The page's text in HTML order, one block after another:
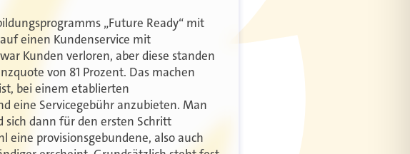
„Future Ready“ mit
einen Kundenservice mit
Kunden verloren, aber diese standen
von 81 Prozent. Das machen
bei einem etablierten
eine Servicegebühr anzubieten. Man
dann für den ersten Schritt
eine provisionsgebundene, also auch